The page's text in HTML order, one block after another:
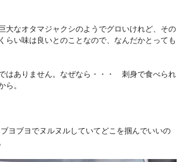
大なオタマジャクシのようでグロいけれど、その
らい味は良いとのことなので、なんだかとっても
はありません。なぜなら・・・ 刺身で食べられ
ら。
ヨブヨでヌルヌルしていてどこを掴んでいいの